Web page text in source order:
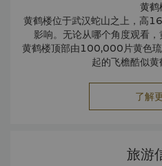
黄鹤
黄鹤楼位于武汉蛇山之上，高
影响。无论从哪个角度观看，
黄鹤楼顶部由100,000片黄色
起的飞檐酷似黄
起舞的飞鹤，这户家庭为了
登上黄鹤楼顶，游客可以欣赏
归元寺是地处汉阳的佛家寺庙
期
了解
旅游